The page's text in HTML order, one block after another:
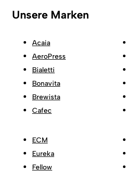
Unsere Marken
Acaia
AeroPress
Bialetti
Bonavita
Brewista
Cafec
ECM
Eureka
Fellow